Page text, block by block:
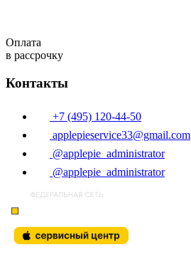
Оплата
в рассрочку
Контакты
+7 (495) 120-44-50
applepieservice33@gmail.com
@applepie_administrator
@applepie_administrator